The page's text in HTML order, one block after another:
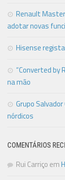
Renault
adotar novas
Hisense
“Converted by
na mão
Grupo
nórdicos
COMENTÁRIOS
Rui Carriço em